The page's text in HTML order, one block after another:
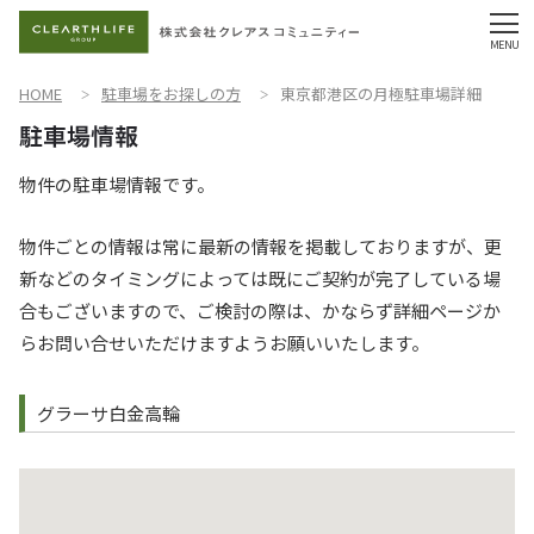
HOME 駐車場をお探しの方 東京都港区の月極駐車場詳細
物件の駐車場情報です。
物件ごとの情報は常に最新の情報を掲載しておりますが、更
新などのタイミングによっては既にご契約が完了している場
合もございますので、ご検討の際は、かならず詳細ページか
らお問い合せいただけますようお願いいたします。
グラーサ白金高輪